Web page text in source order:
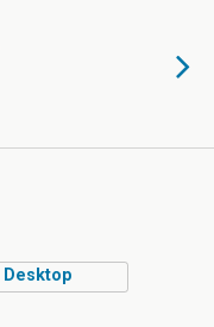
Desktop